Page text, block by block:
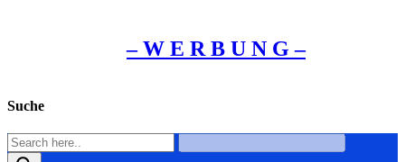
– W Ε R Β U Ν G –
Suche